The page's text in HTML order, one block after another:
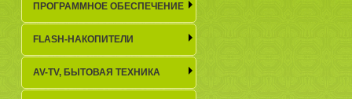
ПРОГРАММНОЕ ОБЕСПЕЧЕНИЕ
FLASH-НАКОПИТЕЛИ
AV-TV, БЫТОВАЯ ТЕХНИКА